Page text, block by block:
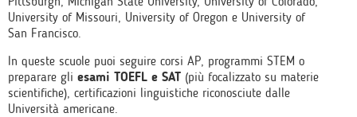
University of Missouri, University of Oregon e University of
San Francisco.
In queste scuole puoi seguire corsi AP, programmi STEM o
preparare gli esami TOEFL e SAT (più focalizzato su materie
scientifiche), certificazioni linguistiche riconosciute dalle
Università americane.